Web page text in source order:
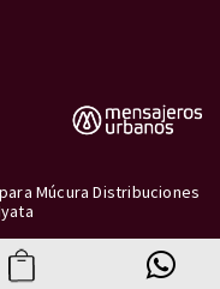
Múcura Distribuciones